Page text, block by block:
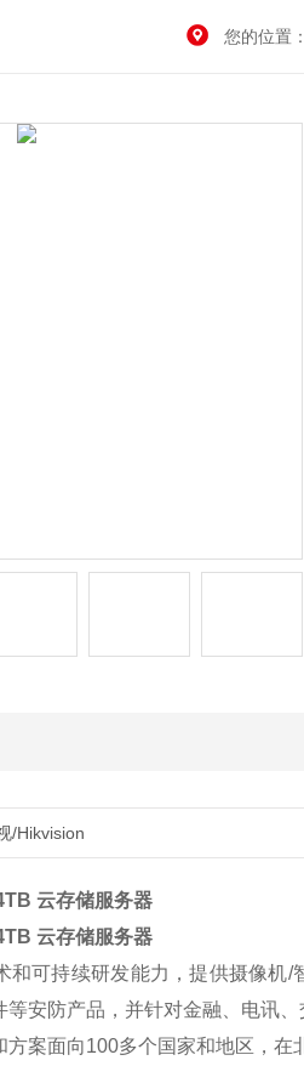
您的位置：
/Hikvision
云存储服务器
云存储服务器
和可持续研发能力，提供摄像
安防产品，并针对金融、电讯
案面向100多个国家和地区，在